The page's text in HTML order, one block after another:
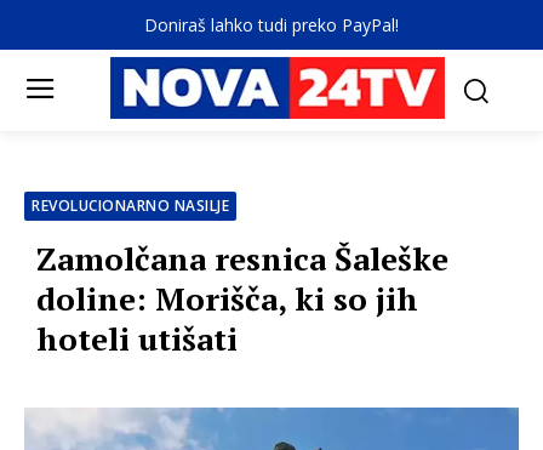
Doniraš lahko tudi preko PayPal!
REVOLUCIONARNO NASILJE
Zamolčana resnica Šaleške
doline: Morišča, ki so jih
hoteli utišati